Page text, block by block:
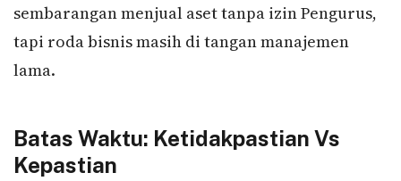
sembarangan menjual aset tanpa izin Pengurus,
tapi roda bisnis masih di tangan manajemen
lama.
Batas Waktu: Ketidakpastian Vs
Kepastian